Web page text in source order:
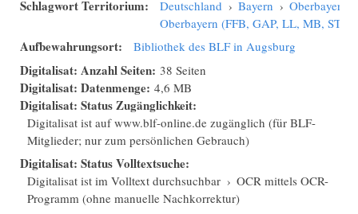
Schlagwort Territorium: Deutschland › Bayern › Oberbayern
Oberbayern (FFB, GAP, LL, MB,
Aufbewahrungsort: Bibliothek des BLF in Augsburg
Digitalisat: Anzahl Seiten: 38 Seiten
Digitalisat: Datenmenge: 4,6 MB
Digitalisat: Status Zugänglichkeit:
Digitalisat ist auf www.blf-online.de zugänglich (für BLF-
Mitglieder; nur zum persönlichen Gebrauch)
Digitalisat: Status Volltextsuche:
Digitalisat ist im Volltext durchsuchbar › OCR mittels OCR-
Programm (ohne manuelle Nachkorrektur)